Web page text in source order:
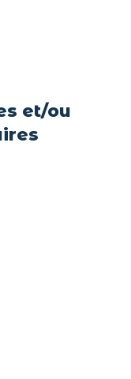
et/ou